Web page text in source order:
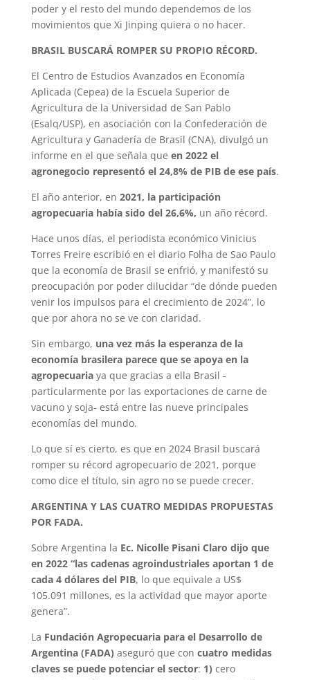
poder y el resto del mundo dependemos de los
movimientos que Xi Jinping quiera o no hacer.
BRASIL BUSCARÁ ROMPER SU PROPIO RÉCORD.
El Centro de Estudios Avanzados en Economía
Aplicada (Cepea) de la Escuela Superior de
Agricultura de la Universidad de San Pablo
(Esalq/USP), en asociación con la Confederación de
Agricultura y Ganadería de Brasil (CNA), divulgó un
informe en el que señala que en 2022 el
agronegocio representó el 24,8% de PIB de ese país.
El año anterior, en 2021, la participación
agropecuaria había sido del 26,6%, un año récord.
Hace unos días, el periodista económico Vinicius
Torres Freire escribió en el diario Folha de Sao Paulo
que la economía de Brasil se enfrió, y manifestó su
preocupación por poder dilucidar “de dónde pueden
venir los impulsos para el crecimiento de 2024”, lo
que por ahora no se ve con claridad.
Sin embargo, una vez más la esperanza de la
economía brasilera parece que se apoya en la
agropecuariaya que gracias a ella Brasil -
particularmente por las exportaciones de carne de
vacuno y soja- está entre las nueve principales
economías del mundo.
Lo que sí es cierto, es que en 2024 Brasil buscará
romper su récord agropecuario de 2021, porque
como dice el título, sin agro no se puede crecer.
ARGENTINA Y LAS CUATRO MEDIDAS PROPUESTAS
POR FADA.
Sobre Argentina la Ec. Nicolle Pisani Claro dijo que
en 2022 “las cadenas agroindustriales aportan 1 de
cada 4 dólares del PIB, lo que equivale a US$
105.091 millones, es la actividad que mayor aporte
genera”.
La Fundación Agropecuaria para el Desarrollo de
Argentina (FADA) aseguró que con cuatro medidas
claves se puede potenciar el sector: 1) cero